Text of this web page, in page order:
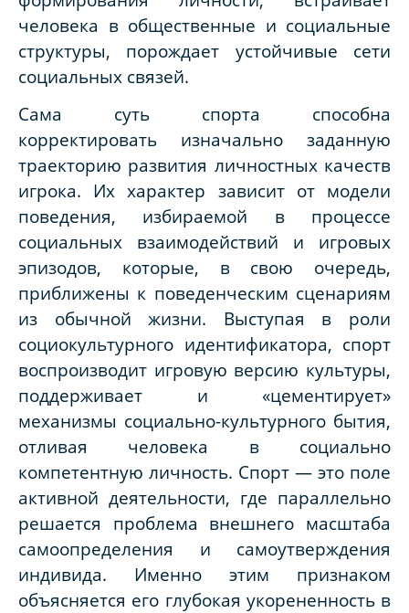
человека в общественные и социальные
структуры, порождает устойчивые сети
социальных связей.
Сама суть спорта способна
корректировать изначально заданную
траекторию развития личностных качеств
игрока. Их характер зависит от модели
поведения, избираемой в процессе
социальных взаимодействий и игровых
эпизодов, которые, в свою очередь,
приближены к поведенческим сценариям
из обычной жизни. Выступая в роли
социокультурного идентификатора, спорт
воспроизводит игровую версию культуры,
поддерживает и «цементирует»
механизмы социально-культурного бытия,
отливая человека в социально
компетентную личность. Спорт — это поле
активной деятельности, где параллельно
решается проблема внешнего масштаба
самоопределения и самоутверждения
индивида. Именно этим признаком
объясняется его глубокая укорененность в